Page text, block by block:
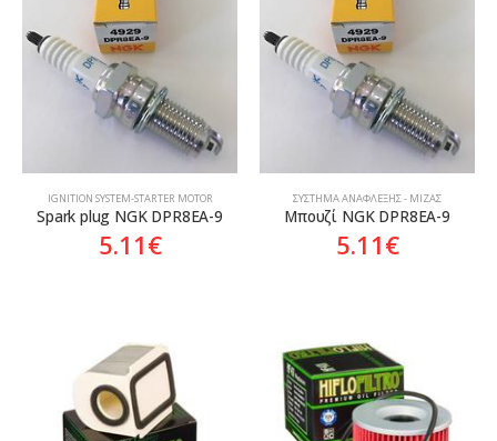
ΙGNITION SYSTEM-STARTER MOTOR
Spark plug NGK DPR8EA-9
5.11€
ΣΎΣΤΗΜΑ ΑΝΆΦΛΕΞΗΣ - ΜΊΖΑΣ
Μπουζί NGK DPR8EA-9
5.11€